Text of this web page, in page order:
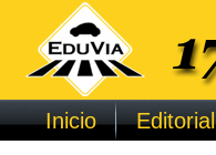
Inicio Editorial